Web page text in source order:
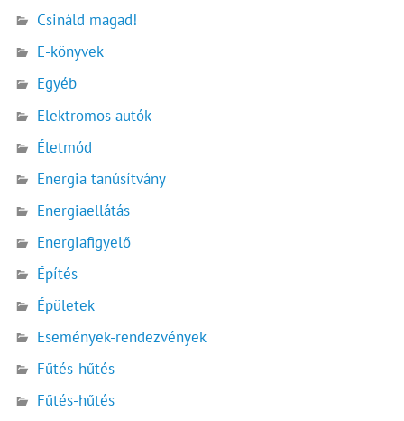
Csináld magad!
E-könyvek
Egyéb
Elektromos autók
Életmód
Energia tanúsítvány
Energiaellátás
Energiafigyelő
Építés
Épületek
Események-rendezvények
Fűtés-hűtés
Fűtés-hűtés